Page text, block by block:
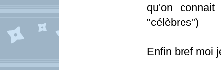
qu'on
"célèbres")
Enfin bref moi